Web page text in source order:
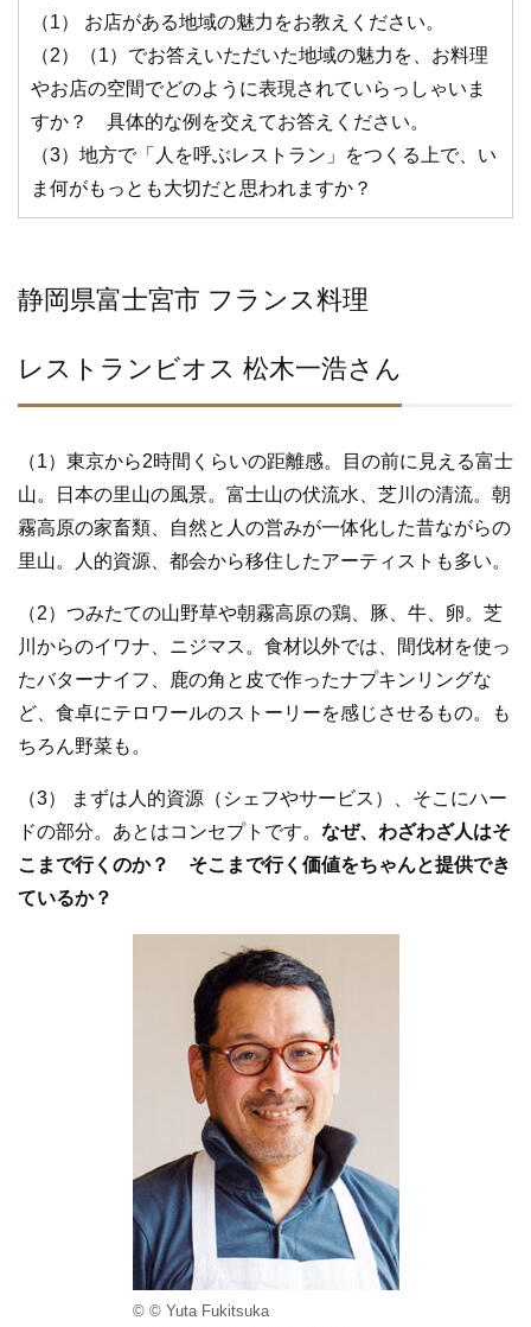
（1） お店がある地域の魅力をお教えください。
（2）（1）でお答えいただいた地域の魅力を、お料理
やお店の空間でどのように表現されていらっしゃいま
すか？ 具体的な例を交えてお答えください。
（3）地方で「人を呼ぶレストラン」をつくる上で、い
ま何がもっとも大切だと思われますか？
静岡県富士宮市 フランス料理
レストランビオス 松木一浩さん
（1）東京から2時間くらいの距離感。目の前に見える富士
山。日本の里山の風景。富士山の伏流水、芝川の清流。朝
霧高原の家畜類、自然と人の営みが一体化した昔ながらの
里山。人的資源、都会から移住したアーティストも多い。
（2）つみたての山野草や朝霧高原の鶏、豚、牛、卵。芝
川からのイワナ、ニジマス。食材以外では、間伐材を使っ
たバターナイフ、鹿の角と皮で作ったナプキンリングな
ど、食卓にテロワールのストーリーを感じさせるもの。も
ちろん野菜も。
（3） まずは人的資源（シェフやサービス）、そこにハー
ドの部分。あとはコンセプトです。 なぜ、わざわざ人はそ
こまで行くのか？ そこまで行く価値をちゃんと提供でき
ているか？
© © Yuta Fukitsuka